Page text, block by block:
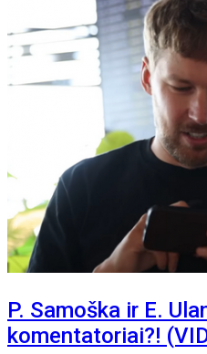
P. Samoška ir E.
komentatoriai?!